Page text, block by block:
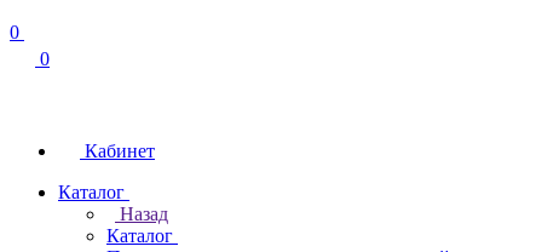
0
0
Кабинет
Каталог
Назад
Каталог